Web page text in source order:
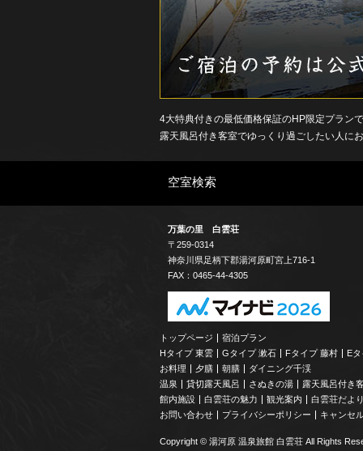
4大特典付きの最低価格保証のHP限定プラン
露天風呂付き客室でゆっくり過ごしたい人に
空室検索
万葉の里 白雲荘
〒259-0314
神奈川県足柄下郡湯河原町宮上716-1
FAX：0465-44-4305
トップページ
宿泊プラン
Hタイプ 東雲
Gタイプ 漱石 Fタイプ 藤村
E
お料理
夕膳 朝膳
ダイニング千渓
温泉
貸切露天風呂 さぬきの湯
露天風呂付き
館内施設
白雲荘の魅力 観光案内
白雲荘だよ
お問い合わせ
プライバシーポリシー キャンセ
Copyright © 湯河原 温泉旅館 白雲荘 All Rights